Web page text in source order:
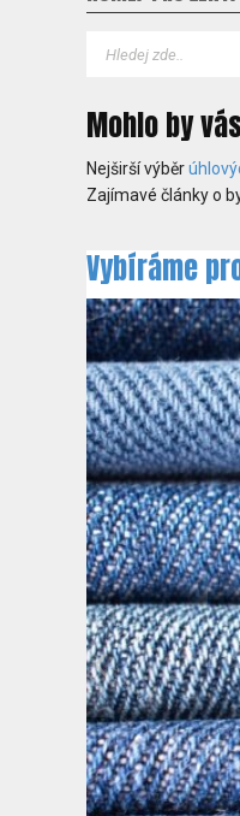
Mohlo by
Nejširší výběr
Zajímavé články o
Vybíráme